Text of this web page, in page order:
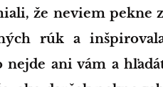
že neviem pekne
rúk a
ani vám a